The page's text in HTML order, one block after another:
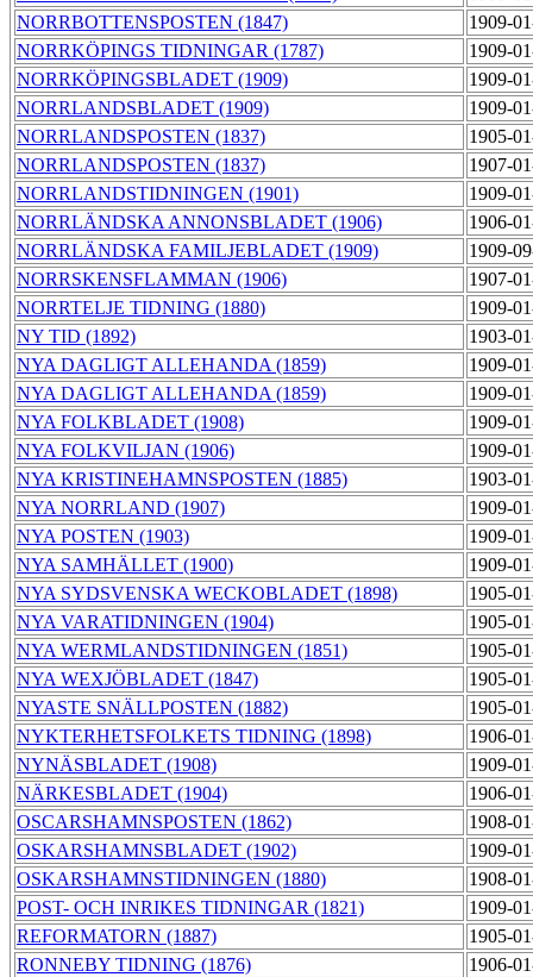
NORRBOTTENSPOSTEN (1847)
1909-
NORRKÖPINGS TIDNINGAR (1787)
1909-
NORRKÖPINGSBLADET (1909)
1909-
NORRLANDSBLADET (1909)
1909-
NORRLANDSPOSTEN (1837)
1905-
NORRLANDSPOSTEN (1837)
1907-
NORRLANDSTIDNINGEN (1901)
1909-
NORRLÄNDSKA ANNONSBLADET (1906)
1906-
NORRLÄNDSKA FAMILJEBLADET (1909)
1909-
NORRSKENSFLAMMAN (1906)
1907-
NORRTELJE TIDNING (1880)
1909-
NY TID (1892)
1903-
NYA DAGLIGT ALLEHANDA (1859)
1909-
NYA DAGLIGT ALLEHANDA (1859)
1909-
NYA FOLKBLADET (1908)
1909-
NYA FOLKVILJAN (1906)
1909-
NYA KRISTINEHAMNSPOSTEN (1885)
1903-
NYA NORRLAND (1907)
1909-
NYA POSTEN (1903)
1909-
NYA SAMHÄLLET (1900)
1909-
NYA SYDSVENSKA WECKOBLADET (1898)
1905-
NYA VARATIDNINGEN (1904)
1905-
NYA WERMLANDSTIDNINGEN (1851)
1905-
NYA WEXJÖBLADET (1847)
1905-
NYASTE SNÄLLPOSTEN (1882)
1905-
NYKTERHETSFOLKETS TIDNING (1898)
1906-
NYNÄSBLADET (1908)
1909-
NÄRKESBLADET (1904)
1906-
OSCARSHAMNSPOSTEN (1862)
1908-
OSKARSHAMNSBLADET (1902)
1909-
OSKARSHAMNSTIDNINGEN (1880)
1908-
POST- OCH INRIKES TIDNINGAR (1821)
1909-
REFORMATORN (1887)
1905-
RONNEBY TIDNING (1876)
1906-